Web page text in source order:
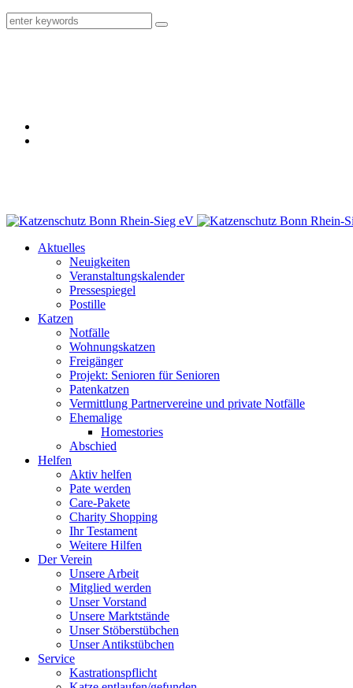
Aktuelles
Neuigkeiten
Veranstaltungskalender
Pressespiegel
Postille
Katzen
Notfälle
Wohnungskatzen
Freigänger
Projekt: Senioren für Senioren
Patenkatzen
Vermittlung Partnervereine und private Notfälle
Ehemalige
Homestories
Abschied
Helfen
Aktiv helfen
Pate werden
Care-Pakete
Charity Shopping
Ihr Testament
Weitere Hilfen
Der Verein
Unsere Arbeit
Mitglied werden
Unser Vorstand
Unsere Marktstände
Unser Stöberstübchen
Unser Antikstübchen
Service
Kastrationspflicht